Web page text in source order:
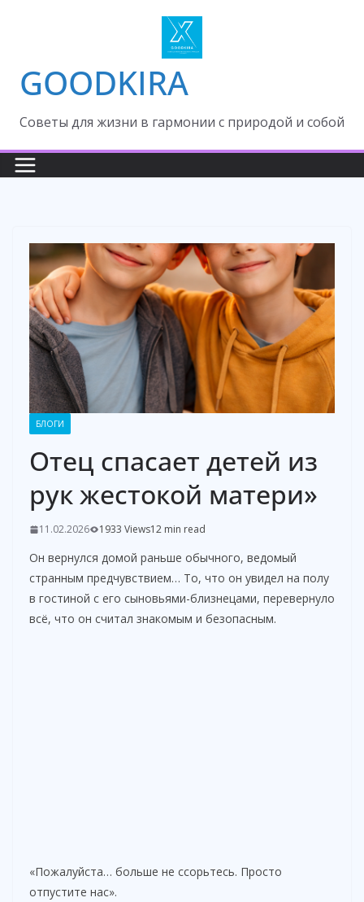
GOODKIRA
Cоветы для жизни в гармонии с природой и собой
БЛОГИ
Отец спасает детей из
рук жестокой матери»
11.02.2026 1933 Views12 min read
Он вернулся домой раньше обычного, ведомый
странным предчувствием… То, что он увидел на полу
в гостиной с его сыновьями-близнецами, перевернуло
всё, что он считал знакомым и безопасным.
«Пожалуйста… больше не ссорьтесь. Просто
отпустите нас».